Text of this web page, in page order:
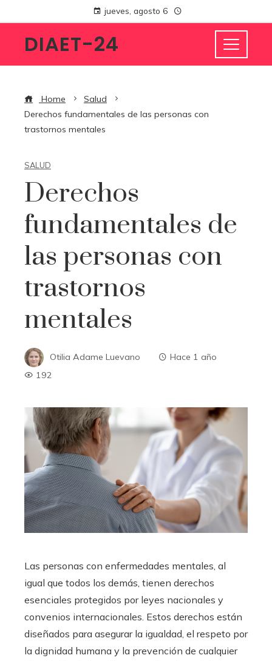
jueves, agosto 6
DIAET-24
Home
Salud
Derechos fundamentales de las personas con
trastornos mentales
SALUD
Derechos
fundamentales de
las personas con
trastornos
mentales
Otilia Adame Luevano
Hace 1 año
192
Las personas con enfermedades mentales, al
igual que todos los demás, tienen derechos
esenciales protegidos por leyes nacionales y
convenios internacionales. Estos derechos están
diseñados para asegurar la igualdad, el respeto por
la dignidad humana y la prevención de cualquier